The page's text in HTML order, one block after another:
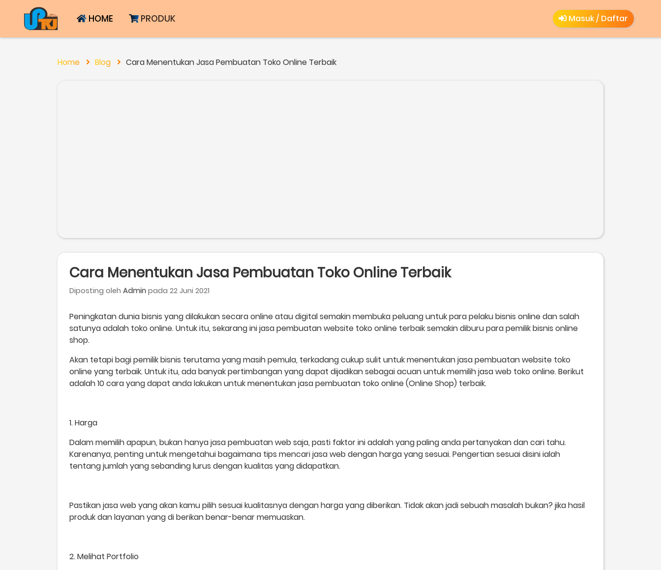
HOME PRODUK Masuk / Daftar
Home Blog Cara Menentukan Jasa Pembuatan Toko Online Terbaik
Cara Menentukan Jasa Pembuatan Toko Online Terbaik
Diposting oleh Admin pada 22 Juni 2021
Peningkatan dunia bisnis yang dilakukan secara online atau digital semakin membuka peluang untuk para pelaku bisnis online dan salah
satunya adalah toko online. Untuk itu, sekarang ini jasa pembuatan website toko online terbaik semakin diburu para pemilik bisnis online
shop.
Akan tetapi bagi pemilik bisnis terutama yang masih pemula, terkadang cukup sulit untuk menentukan jasa pembuatan website toko
online yang terbaik. Untuk itu, ada banyak pertimbangan yang dapat dijadikan sebagai acuan untuk memilih jasa web toko online. Berikut
adalah 10 cara yang dapat anda lakukan untuk menentukan jasa pembuatan toko online (Online Shop) terbaik.
1. Harga
Dalam memilih apapun, bukan hanya jasa pembuatan web saja, pasti faktor ini adalah yang paling anda pertanyakan dan cari tahu.
Karenanya, penting untuk mengetahui bagaimana tips mencari jasa web dengan harga yang sesuai. Pengertian sesuai disini ialah
tentang jumlah yang sebanding lurus dengan kualitas yang didapatkan.
Pastikan jasa web yang akan kamu pilih sesuai kualitasnya dengan harga yang diberikan. Tidak akan jadi sebuah masalah bukan? jika hasil
produk dan layanan yang di berikan benar-benar memuaskan.
2. Melihat Portfolio